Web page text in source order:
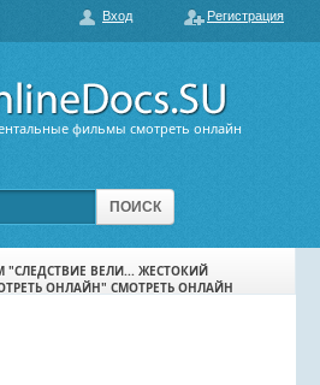
фильмы смотреть онлайн
ПОИСК
Вход Регистрация
ВЕЛИ... ЖЕСТОКИЙ
ОНЛАЙН" СМОТРЕТЬ ОНЛАЙН